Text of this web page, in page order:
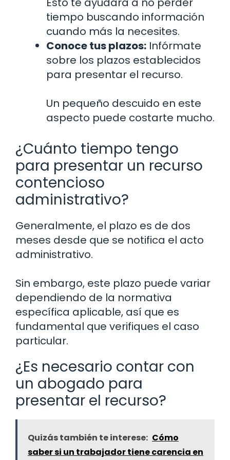
tiempo buscando información
cuando más la necesites.
Conoce tus plazos: Infórmate
sobre los plazos establecidos
para presentar el recurso.
Un pequeño descuido en este
aspecto puede costarte mucho.
¿Cuánto tiempo tengo
para presentar un recurso
contencioso
administrativo?
Generalmente, el plazo es de dos
meses desde que se notifica el acto
administrativo.
Sin embargo, este plazo puede variar
dependiendo de la normativa
específica aplicable, así que es
fundamental que verifiques el caso
particular.
¿Es necesario contar con
un abogado para
presentar el recurso?
Quizás también te interese: Cómo
saber si un trabajador tiene carencia en